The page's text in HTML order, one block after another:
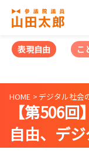
表現自由 こ
HOME デジタル社会
【第506
自由、デ